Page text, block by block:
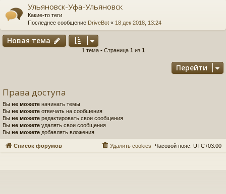
Ульяновск-Уфа-Ульяновск
Какие-то теги
Последнее сообщение DriveBot « 18 дек 2018, 13:24
Новая тема
1 тема • Страница 1 из 1
Перейти
Права доступа
Вы не можете начинать темы
Вы не можете отвечать на сообщения
Вы не можете редактировать свои сообщения
Вы не можете удалять свои сообщения
Вы не можете добавлять вложения
Список форумов Часовой пояс: UTC+03:00
Удалить cookies